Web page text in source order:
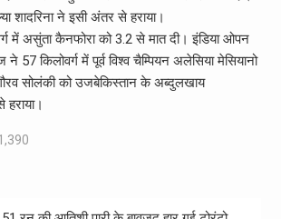
शादरिना ने इसी अंतर से हराया।
में असुंता कैनफोरा को 3.2 से मात दी। इंडिया ओपन
ने 57 किलोवर्ग में पूर्व विश्व चैम्पियन अलेसिया मेसियानो
सोलंकी को उजबेकिस्तान के अब्दुलखाय
हराया।